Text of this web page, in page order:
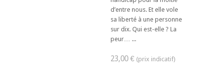
d’entre nous. Et elle vole
sa liberté à une personne
sur dix. Qui est-elle ? La
peur… ...
23,00 €